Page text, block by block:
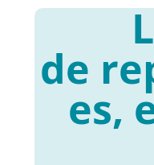
de
es,